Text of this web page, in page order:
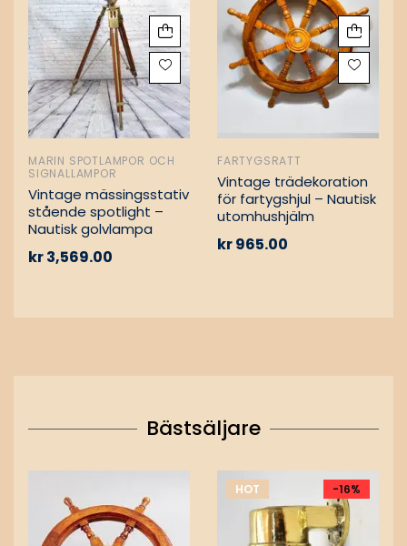
MARIN SPOTLAMPOR OCH
SIGNALLAMPOR
Vintage mässingsstativ
stående spotlight –
Nautisk golvlampa
kr3,569.00
FARTYGSRATT
Vintage trädekoration
för fartygshjul – Nautisk
utomhushjälm
kr965.00
Bästsäljare
HOT -16%